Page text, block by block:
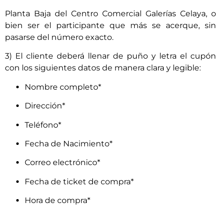
Planta Baja del Centro Comercial Galerías Celaya, o
bien ser el participante que más se acerque, sin
pasarse del número exacto.
3) El cliente deberá llenar de puño y letra el cupón
con los siguientes datos de manera clara y legible:
Nombre completo*
Dirección*
Teléfono*
Fecha de Nacimiento*
Correo electrónico*
Fecha de ticket de compra*
Hora de compra*